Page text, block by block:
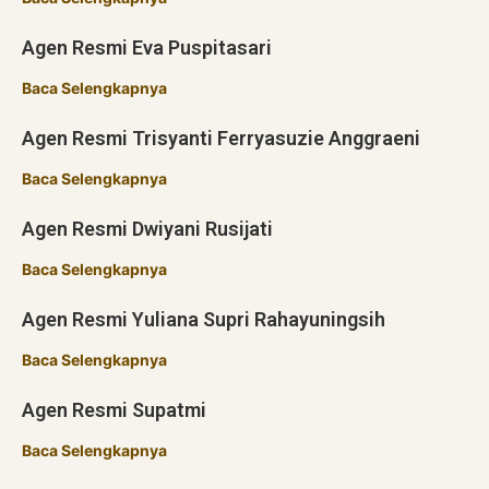
Agen Resmi Eva Puspitasari
Baca Selengkapnya
Agen Resmi Trisyanti Ferryasuzie Anggraeni
Baca Selengkapnya
Agen Resmi Dwiyani Rusijati
Baca Selengkapnya
Agen Resmi Yuliana Supri Rahayuningsih
Baca Selengkapnya
Agen Resmi Supatmi
Baca Selengkapnya